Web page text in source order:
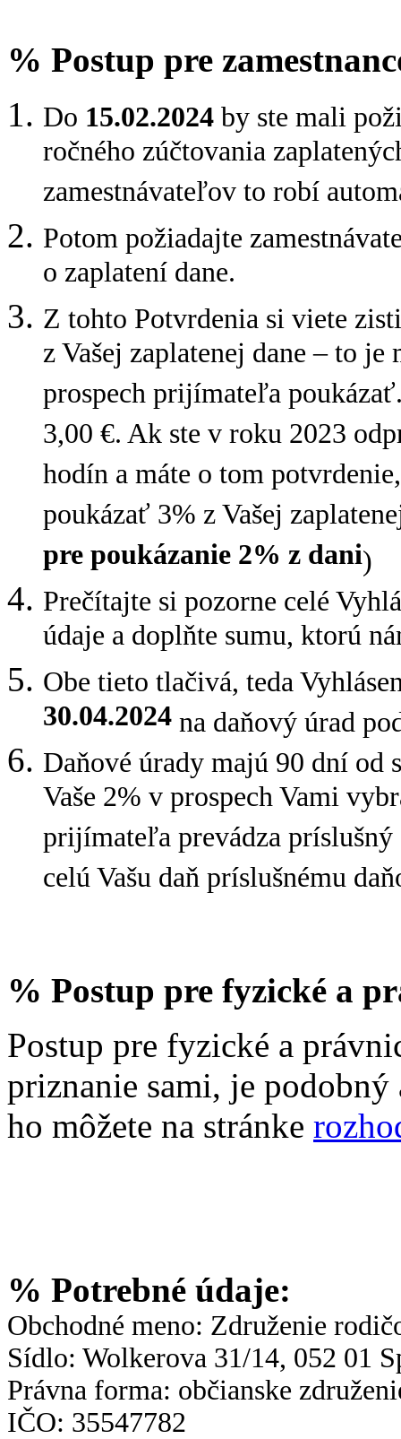
% Postup pre
Do 15.02.2024 by ste mali
ročného zúčtovania
zamestnávateľov to robí
Potom požiadajte
o zaplatení dane.
Z tohto Potvrdenia si viete
z Vašej zaplatenej dane – to
prospech prijímateľa
3,00 €. Ak ste v roku 2023
hodín a máte o tom
poukázať 3% z Vašej
pre poukázanie 2% z dani)
Prečítajte si pozorne celé
údaje a doplňte sumu, ktorú
Obe tieto tlačivá, teda
30.04.2024 na daňový úrad
Daňové úrady majú 90 dní od
Vaše 2% v prospech Vami
prijímateľa prevádza
celú Vašu daň príslušnému
% Postup pre fyzické a
Postup pre fyzické a
priznanie sami, je
ho môžete na stránke
% Potrebné údaje:
Obchodné meno: Združenie
Sídlo: Wolkerova 31/14, 052 01
Právna forma: občianske
IČO: 35547782